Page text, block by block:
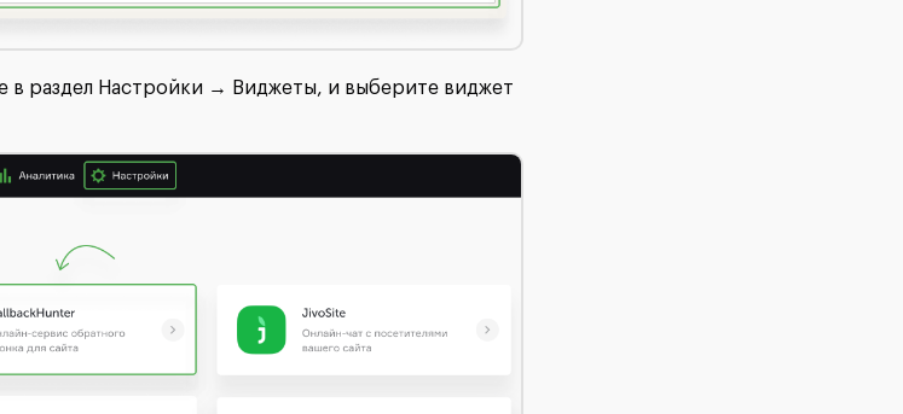
в раздел Настройки → Виджеты, и выберите виджет